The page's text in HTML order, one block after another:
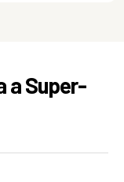
a Super-